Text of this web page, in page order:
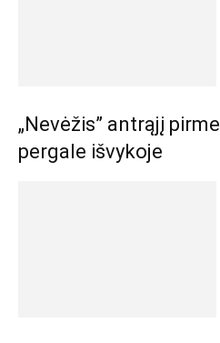
„Nevėžis” antrąjį
pergale išvykoje